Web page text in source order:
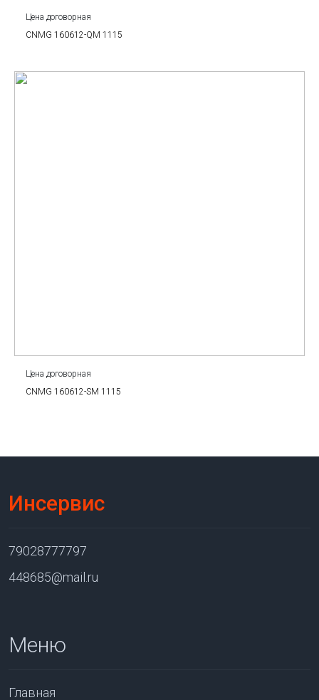
Цена договорная
CNMG 160612-QM 1115
Цена договорная
CNMG 160612-SM 1115
Инсервис
79028777797
448685@mail.ru
Меню
Главная